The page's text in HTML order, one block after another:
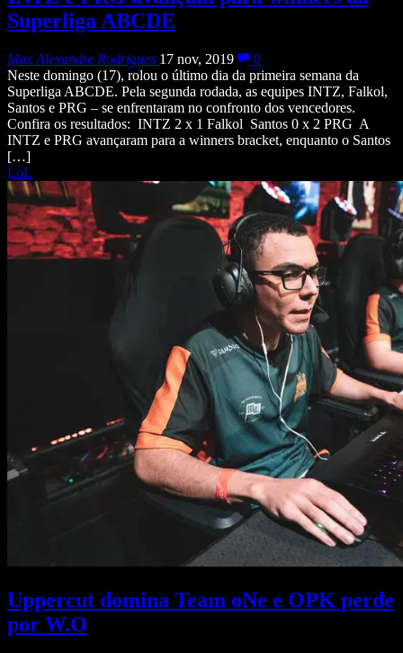
Superliga ABCDE
Max Alexandre Rodrigues 17 nov, 2019
0
Neste domingo (17), rolou o último dia da primeira semana da
Superliga ABCDE. Pela segunda rodada, as equipes INTZ, Falkol,
Santos e PRG – se enfrentaram no confronto dos vencedores.
Confira os resultados: INTZ 2 x 1 Falkol Santos 0 x 2 PRG A
INTZ e PRG avançaram para a winners bracket, enquanto o Santos
[…]
LoL
Uppercut domina Team oNe e OPK perde
por W.O